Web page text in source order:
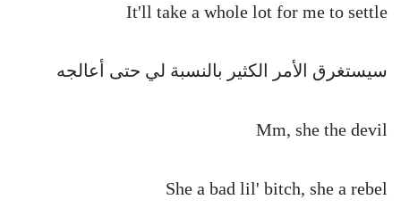
It'll take a whole lot for me to settle
سيستغرق الأمر الكثير بالنسبة لي حتى أعالجه
Mm, she the devil
She a bad lil' bitch, she a rebel